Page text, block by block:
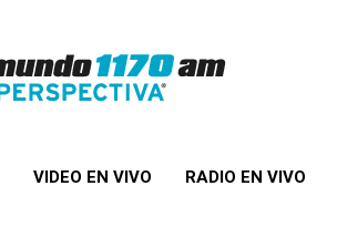
VIDEO EN VIVO RADIO EN VIVO